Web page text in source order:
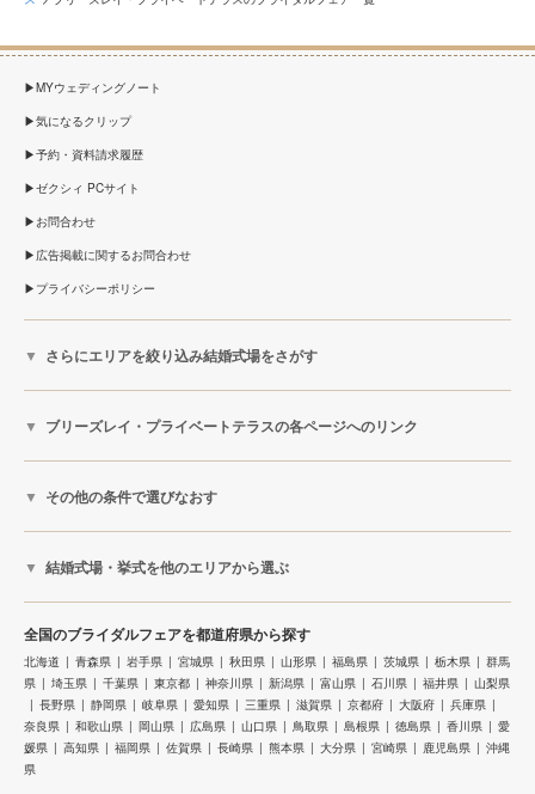
MYウェディングノート
気になるクリップ
予約・資料請求履歴
ゼクシィ PCサイト
お問合わせ
広告掲載に関するお問合わせ
プライバシーポリシー
さらにエリアを絞り込み結婚式場をさがす
ブリーズレイ・プライベートテラスの各ページへのリンク
その他の条件で選びなおす
結婚式場・挙式を他のエリアから選ぶ
全国のブライダルフェアを都道府県から探す
北海道 青森県 岩手県 宮城県 秋田県 山形県 福島県 茨城県 栃木県
群馬
県
埼玉県 千葉県 東京都 神奈川県 新潟県 富山県 石川県 福井県
山梨県
長野県
静岡県 岐阜県 愛知県 三重県 滋賀県 京都府 大阪府
兵庫県
奈良県
和歌山県 岡山県 広島県 山口県 鳥取県 島根県 徳島県 香川県
愛
媛県
高知県 福岡県 佐賀県 長崎県 熊本県 大分県 宮崎県 鹿児島県
沖縄
県